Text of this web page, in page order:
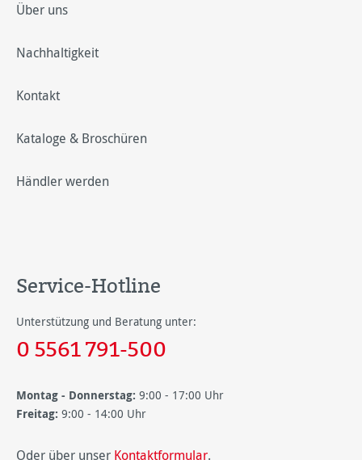
Über uns
Nachhaltigkeit
Kontakt
Kataloge & Broschüren
Händler werden
Service-Hotline
Unterstützung und Beratung unter:
0 5561 791-500
Montag - Donnerstag: 9:00 - 17:00 Uhr
Freitag: 9:00 - 14:00 Uhr
Oder über unser Kontaktformular.